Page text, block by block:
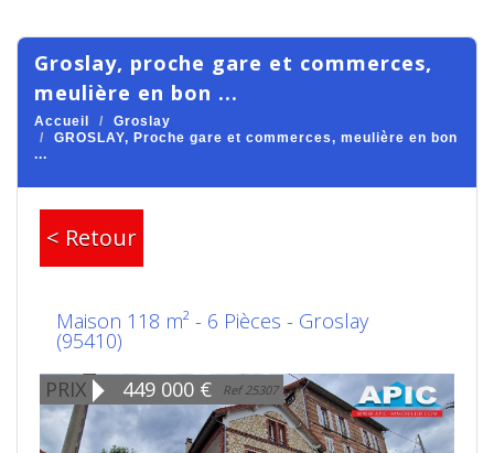
groslay, proche gare et commerces,
meulière en bon ...
Accueil
Groslay
GROSLAY, Proche gare et commerces, meulière en bon
...
< Retour
Maison 118 m² - 6 Pièces - Groslay
(95410)
PRIX
449 000 € Ref 25307